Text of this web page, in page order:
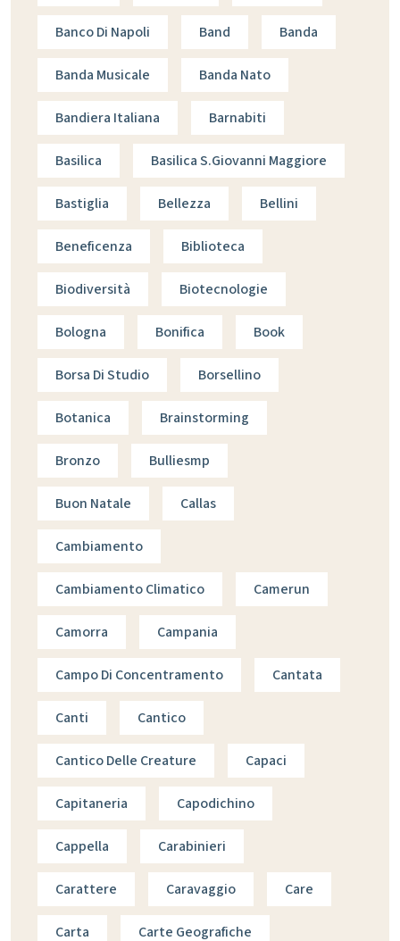
Banco Di Napoli Band Banda
Banda Musicale Banda Nato
Bandiera Italiana Barnabiti
Basilica Basilica S.giovanni Maggiore
Bastiglia Bellezza Bellini
Beneficenza Biblioteca
Biodiversità Biotecnologie
Bologna Bonifica Book
Borsa Di Studio Borsellino
Botanica Brainstorming
Bronzo Bulliesmp
Buon Natale Callas
Cambiamento
Cambiamento Climatico Camerun
Camorra Campania
Campo Di Concentramento Cantata
Canti Cantico
Cantico Delle Creature Capaci
Capitaneria Capodichino
Cappella Carabinieri
Carattere Caravaggio Care
Carta Carte Geografiche